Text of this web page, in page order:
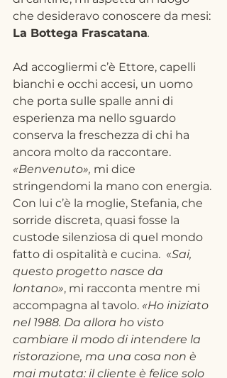
che desideravo conoscere da mesi:
La Bottega Frascatana.
Ad accogliermi c’è Ettore, capelli
bianchi e occhi accesi, un uomo
che porta sulle spalle anni di
esperienza ma nello sguardo
conserva la freschezza di chi ha
ancora molto da raccontare.
«Benvenuto», mi dice
stringendomi la mano con energia.
Con lui c’è la moglie, Stefania, che
sorride discreta, quasi fosse la
custode silenziosa di quel mondo
fatto di ospitalità e cucina.  «Sai,
questo progetto nasce da
lontano», mi racconta mentre mi
accompagna al tavolo. «Ho iniziato
nel 1988. Da allora ho visto
cambiare il modo di intendere la
ristorazione, ma una cosa non è
mai mutata: il cliente è felice solo